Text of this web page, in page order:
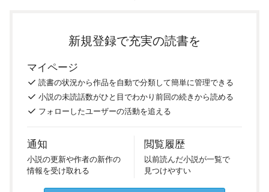
新規登録で充実の読書を
マイページ
読書の状況から作品を自動で分類して簡単に管理できる
小説の未読話数がひと目でわかり前回の続きから読める
フォローしたユーザーの活動を追える
通知
小説の更新や作者の新作の
情報を受け取れる
閲覧履歴
以前読んだ小説が一覧で
見つけやすい